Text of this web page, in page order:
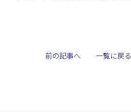
前の記事へ 一覧に戻る